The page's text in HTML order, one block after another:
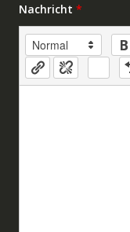
Nachricht *